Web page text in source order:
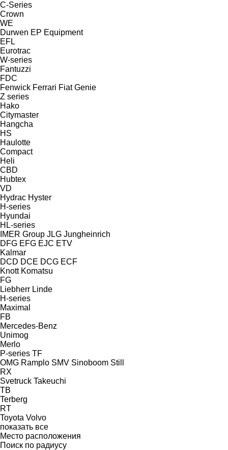
C-Series
Crown
WE
Durwen EP Equipment
EFL
Eurotrac
W-series
Fantuzzi
FDC
Fenwick Ferrari Fiat Genie
Z series
Hako
Citymaster
Hangcha
HS
Haulotte
Compact
Heli
CBD
Hubtex
VD
Hydrac Hyster
H-series
Hyundai
HL-series
IMER Group JLG Jungheinrich
DFG EFG EJC ETV
Kalmar
DCD DCE DCG ECF
Knott Komatsu
FG
Liebherr Linde
H-series
Maximal
FB
Mercedes-Benz
Unimog
Merlo
P-series TF
OMG Ramplo SMV Sinoboom Still
RX
Svetruck Takeuchi
TB
Terberg
RT
Toyota Volvo
показать все
Место расположения
Поиск по радиусу